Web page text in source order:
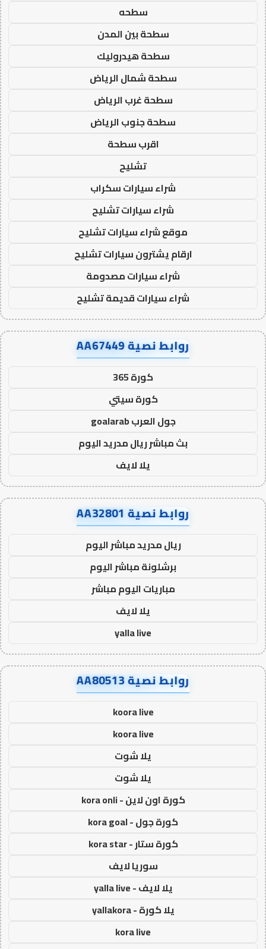
سطحه
سطحة بين المدن
سطحة هيدروليك
سطحة شمال الرياض
سطحة غرب الرياض
سطحة جنوب الرياض
اقرب سطحة
تشليح
شراء سيارات سكراب
شراء سيارات تشليح
موقع شراء سيارات تشليح
ارقام يشترون سيارات تشليح
شراء سيارات مصدومة
شراء سيارات قديمة تشليح
روابط نصية AA67449
كورة 365
كورة سيتي
جول العرب goalarab
بث مباشر ريال مدريد اليوم
يلا لايف
روابط نصية AA32801
ريال مدريد مباشر اليوم
برشلونة مباشر اليوم
مباريات اليوم مباشر
يلا لايف
yalla live
روابط نصية AA80513
koora live
koora live
يلا شوت
يلا شوت
كورة اون لاين - kora onli
كورة جول - kora goal
كورة ستار - kora star
سوريا لايف
يلا لايف - yalla live
يلا كورة - yallakora
kora live